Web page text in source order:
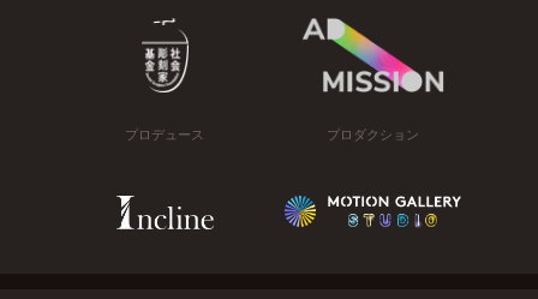
プロデュース プロダクション